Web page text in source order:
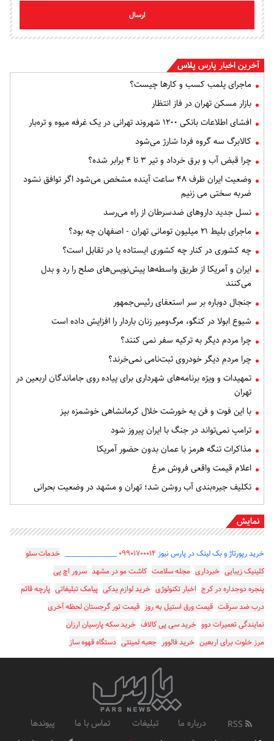
ارسال
آخرین اخبار پارس پلاس
ماجرای پلمب کسب و کارها چیست؟
بازار مسکن تهران در فاز انتظار
افشای اطلاعات بانکی ۱۲۰۰ شهروند تهرانی در یک غرفه میوه و تره‌بار
کالابرگ سه گروه فردا شارژ می‌شود
چرا قبض آب و برق خرداد و تیر ۳ تا ۴ برابر شده؟
وضعیت ایران ظرف ۴۸ ساعت آینده مشخص می‌شود اگر توافق نشود
ضربه سختی می زنیم
نسل جدید داروهای ضدسرطان از راه می‌رسد
ماجرای بلیط ۲۱ میلیون تومانی تهران - اصفهان چه بود؟
چه کشوری در کنار چه کشوری ایستاده یا در تقابل است؟
ایران و آمریکا از طریق واسطه‌ها پیش‌نویس‌های صلح را رد و بدل
می‌کنند
جنجال دوباره بر سر استعفای رئیس‌جمهور
شیوع ابولا در کنگو، مرگ‌ومیر زنان باردار را افزایش داده است
چرا مردم دیگر به ترکیه سفر نمی کنند؟
چرا مردم دیگر خودروی ثبت‌نامی نمی‌خرند؟
تمهیدات و ویژه برنامه‌های شهرداری برای پیاده روی جاماندگان اربعین در
تهران
با این فوت و فن یه خورشت خلال کرمانشاهی خوشمزه بپز
ترامپ نمی‌تواند در جنگ با ایران پیروز شود
مذاکرات تنگه هرمز با عمان بدون حضور آمریکا
اعلام قیمت واقعی فروش مرغ
تکلیف جیره‌بندی آب روشن شد؛ تهران و مشهد در وضعیت بحرانی
نمایش
خرید رپورتاژ و بک لینک در پارس نیوز ۰۹۹۰۱۷۰۰۰۱۴_________________ خدمات سئو
کلینیک زیبایی خبرداری مجله سلامت کاشت مو در مشهد سرور اچ پی
پنجره دوجداره در کرج اخبار تکنولوژی خرید لوازم یدکی پیامک تبلیغاتی پارچه قائم
درب ضد سرقت قیمت ورق استیل به روز قیمت تور گرجستان لحظه آخری
نمایندگی تعمیرات دوو خرید سی پی کالاف خرید سکه پارسیان ارزان
مرز خلوت برای اربعین خرید فالوور جعبه لمینتی دستگاه قهوه ساز
درباره ما تبلیغات تماس با ما پیوندها